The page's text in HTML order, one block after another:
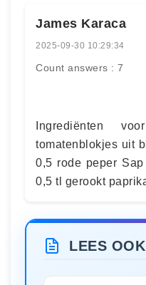
James Karaca
2025-09-30 10:29:34
Count answers : 7
Ingrediënten
tomatenblokjes uit
0,5 rode peper
0,5 tl gerookt
LEES OOK